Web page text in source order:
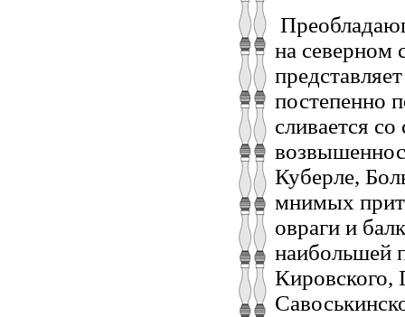
на северном
постепенно
сливается
Куберле,
мнимых
овраги и
наибольшей
Кировского,